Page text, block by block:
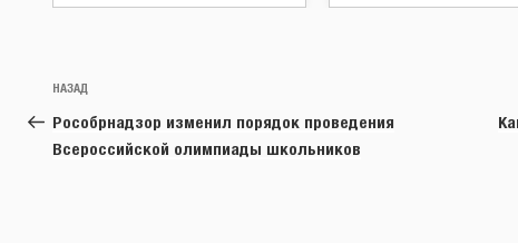
Навигация
по
записям
Предыдущая
запись:
НАЗАД
Рособрнадзор изменил порядок проведения
Всероссийской олимпиады школьников